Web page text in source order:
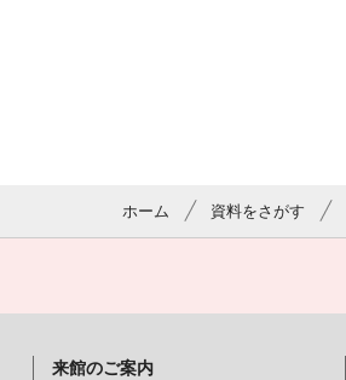
ホーム 資料をさがす
来館のご案内